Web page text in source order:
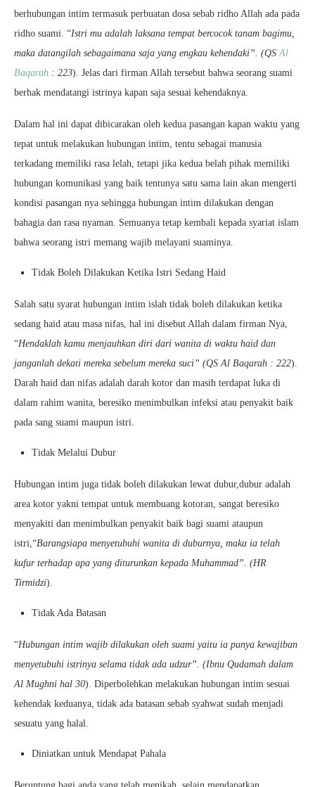
berhubungan intim termasuk perbuatan dosa sebab ridho Allah ada pada
ridho suami. “Istri mu adalah laksana tempat bercocok tanam bagimu,
maka datangilah sebagaimana saja yang engkau kehendaki”. (QSAl
Baqarah : 223). Jelas dari firman Allah tersebut bahwa seorang suami
berhak mendatangi istrinya kapan saja sesuai kehendaknya.
Dalam hal ini dapat dibicarakan oleh kedua pasangan kapan waktu yang
tepat untuk melakukan hubungan intim, tentu sebagai manusia
terkadang memiliki rasa lelah, tetapi jika kedua belah pihak memiliki
hubungan komunikasi yang baik tentunya satu sama lain akan mengerti
kondisi pasangan nya sehingga hubungan intim dilakukan dengan
bahagia dan rasa nyaman. Semuanya tetap kembali kepada syariat islam
bahwa seorang istri memang wajib melayani suaminya.
Tidak Boleh Dilakukan Ketika Istri Sedang Haid
Salah satu syarat hubungan intim islah tidak boleh dilakukan ketika
sedang haid atau masa nifas, hal ini disebut Allah dalam firman Nya,
“Hendaklah kamu menjauhkan diri dari wanita di waktu haid dan
janganlah dekati mereka sebelum mereka suci” (QS Al Baqarah : 222).
Darah haid dan nifas adalah darah kotor dan masih terdapat luka di
dalam rahim wanita, beresiko menimbulkan infeksi atau penyakit baik
pada sang suami maupun istri.
Tidak Melalui Dubur
Hubungan intim juga tidak boleh dilakukan lewat dubur,dubur adalah
area kotor yakni tempat untuk membuang kotoran, sangat beresiko
menyakiti dan menimbulkan penyakit baik bagi suami ataupun
istri,“Barangsiapa menyetubuhi wanita di duburnya, maka ia telah
kufur terhadap apa yang diturunkan kepada Muhammad”. (HR
Tirmidzi).
Tidak Ada Batasan
“Hubungan intim wajib dilakukan oleh suami yaitu ia punya kewajiban
menyetubuhi istrinya selama tidak ada udzur”. (Ibnu Qudamah dalam
Al Mughni hal 30). Diperbolehkan melakukan hubungan intim sesuai
kehendak keduanya, tidak ada batasan sebab syahwat sudah menjadi
sesuatu yang halal.
Diniatkan untuk Mendapat Pahala